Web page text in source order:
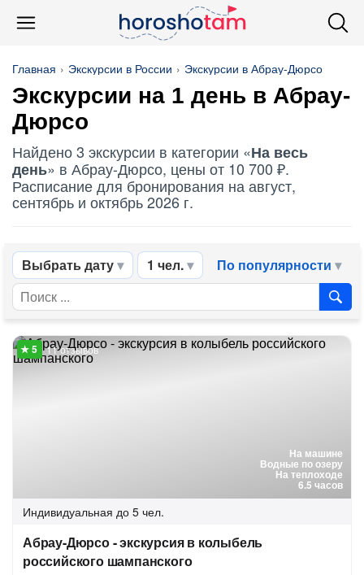
Главная Экскурсии в России Экскурсии в Абрау-Дюрсо
Экскурсии на 1 день в Абрау-
Дюрсо
Найдено 3 экскурсии в категории «На весь
день» в Абрау-Дюрсо, цены от 10 700 ₽.
Расписание для бронирования на август,
сентябрь и октябрь 2026 г.
Выбрать дату 1 чел. По популярности
На машине
Водные по озеру
На теплоходе
6.5 часов
11 отзывов
Индивидуальная до 5 чел.
Абрау-Дюрсо - экскурсия в колыбель
российского шампанского